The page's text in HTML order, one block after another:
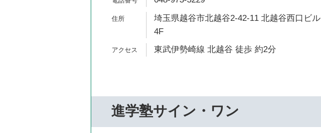
埼玉県越谷市北越谷2-42-11 北越谷西口ビル
4F
東武伊勢崎線 北越谷 徒歩 約2分
進学塾サイン・ワン